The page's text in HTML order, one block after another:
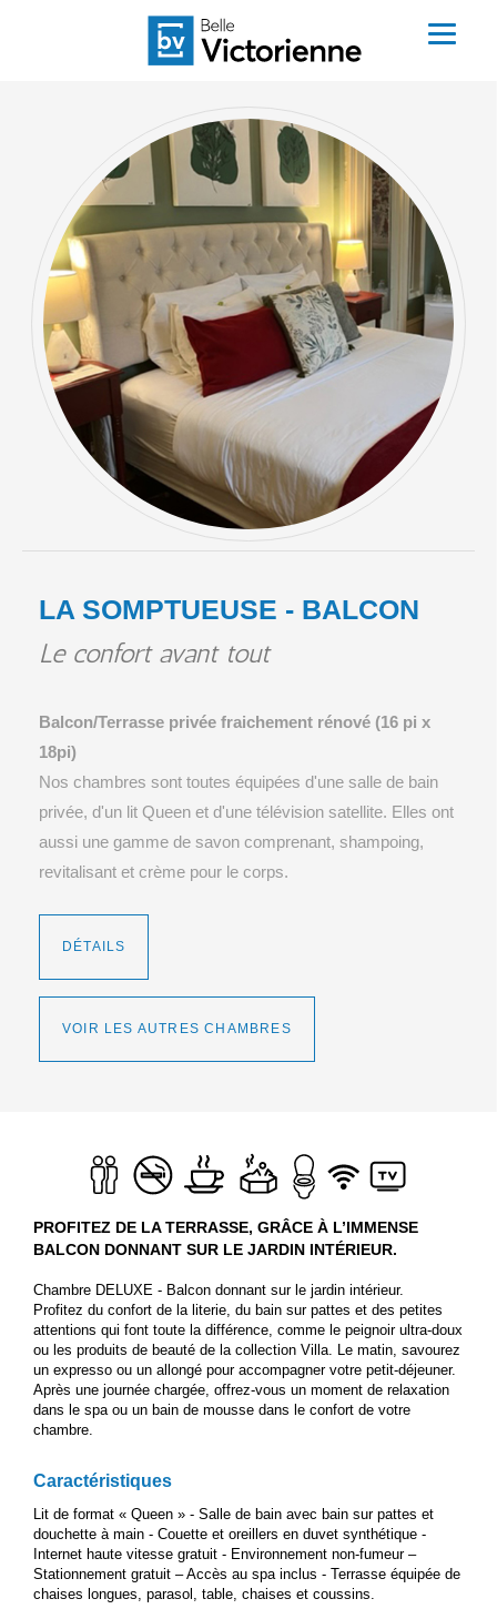
LA SOMPTUEUSE - BALCON
Le confort avant tout
Balcon/Terrasse privée fraichement rénové (16 pi x
18pi)
Nos chambres sont toutes équipées d'une salle de bain
privée, d'un lit Queen et d'une télévision satellite. Elles ont
aussi une gamme de savon comprenant, shampoing,
revitalisant et crème pour le corps.
DÉTAILS
VOIR LES AUTRES CHAMBRES
PROFITEZ DE LA TERRASSE, GRÂCE À L’IMMENSE
BALCON DONNANT SUR LE JARDIN INTÉRIEUR.
Chambre DELUXE - Balcon donnant sur le jardin intérieur.
Profitez du confort de la literie, du bain sur pattes et des petites
attentions qui font toute la différence, comme le peignoir ultra-doux
ou les produits de beauté de la collection Villa. Le matin, savourez
un expresso ou un allongé pour accompagner votre petit-déjeuner.
Après une journée chargée, offrez-vous un moment de relaxation
dans le spa ou un bain de mousse dans le confort de votre
chambre.
Caractéristiques
Lit de format « Queen » - Salle de bain avec bain sur pattes et
douchette à main - Couette et oreillers en duvet synthétique -
Internet haute vitesse gratuit - Environnement non-fumeur –
Stationnement gratuit – Accès au spa inclus - Terrasse équipée de
chaises longues, parasol, table, chaises et coussins.